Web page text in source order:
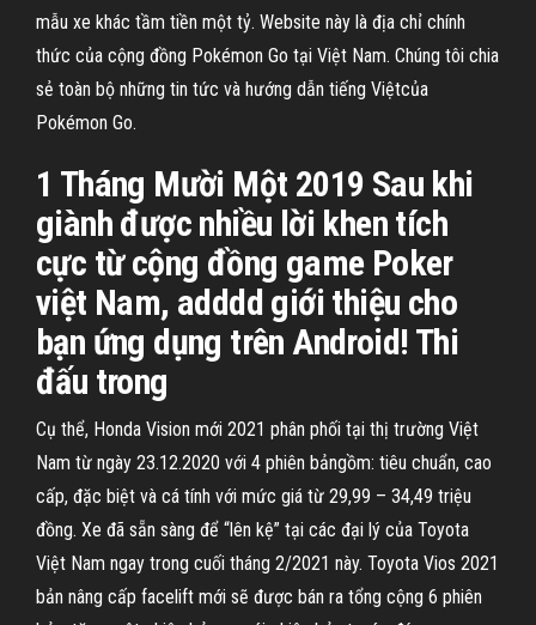
mẫu xe khác tầm tiền một tỷ. Website này là địa chỉ chính
thức của cộng đồng Pokémon Go tại Việt Nam. Chúng tôi chia
sẻ toàn bộ những tin tức và hướng dẫn tiếng Việtcủa
Pokémon Go.
1 Tháng Mười Một 2019 Sau khi
giành được nhiều lời khen tích
cực từ cộng đồng game Poker
việt Nam, adddd giới thiệu cho
bạn ứng dụng trên Android! Thi
đấu trong
Cụ thể, Honda Vision mới 2021 phân phối tại thị trường Việt
Nam từ ngày 23.12.2020 với 4 phiên bảngồm: tiêu chuẩn, cao
cấp, đặc biệt và cá tính với mức giá từ 29,99 – 34,49 triệu
đồng. Xe đã sẵn sàng để “lên kệ” tại các đại lý của Toyota
Việt Nam ngay trong cuối tháng 2/2021 này. Toyota Vios 2021
bản nâng cấp facelift mới sẽ được bán ra tổng cộng 6 phiên